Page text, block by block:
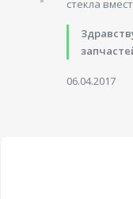
стекла
06.04.2017